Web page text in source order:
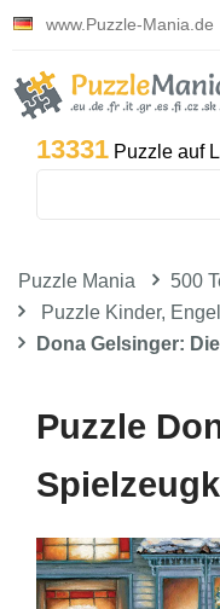
www.Puzzle-Mania.de
13331 Puzzle auf
Puzzle Mania 500
Puzzle Kinder, Engel
Dona Gelsinger:
Puzzle